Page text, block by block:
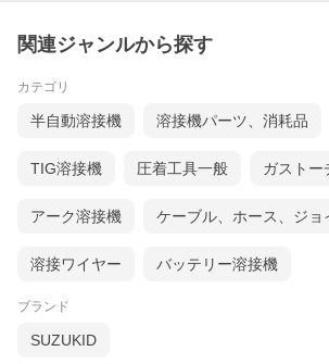
関連ジャンルから探す
カテゴリ
半自動溶接機 溶接機パーツ、消耗品
TIG溶接機 圧着工具一般 ガストー
アーク溶接機 ケーブル、ホース、ジョ
溶接ワイヤー バッテリー溶接機
ブランド
SUZUKID